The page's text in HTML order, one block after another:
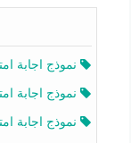
نموذج اجابة
نموذج اجابة امتحان
نموذج اجابة